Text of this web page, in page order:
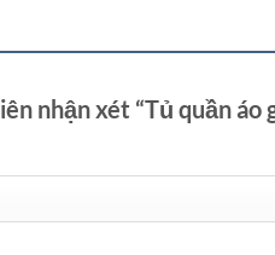
nhận xét “Tủ quần áo